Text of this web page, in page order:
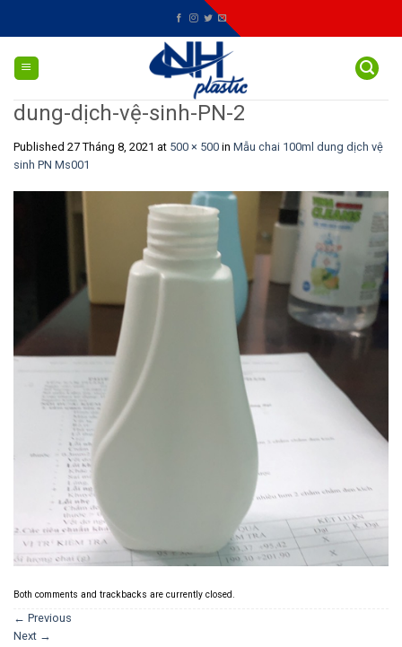
dung-dịch-vệ-sinh-PN-2
Published 27 Tháng 8, 2021 at 500 × 500 in Mẫu chai 100ml dung dịch vệ
sinh PN Ms001
Both comments and trackbacks are currently closed.
← Previous
Next →